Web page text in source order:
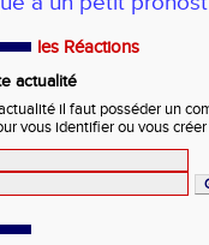
les Réactions
actualité
il faut posséder un
vous identifier ou vous